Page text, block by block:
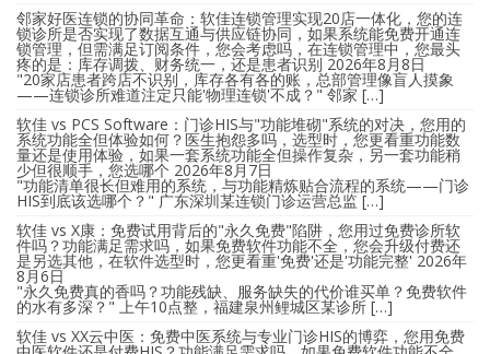
邻家好医连锁的协同革命：软佳连锁管理实现20店一体化，您的连
锁诊所是否实现了数据互通与供应链协同，如果系统能免费开通连
锁管理，但需满足订阅条件，您会考虑吗，在连锁管理中，您最头
疼的是：库存调拨、财务统一，还是患者识别 2026年8月8日
"20家店患者跨店不识别，库存各有各的账，总部管理像盲人摸象
——连锁诊所难道注定只能'物理连锁'不成？" 邻家 […]
软佳 vs PCS Software：门诊HIS与"功能堆砌"系统的对决，您用的
系统功能全但体验如何？医生抱怨多吗，选型时，您更看重功能数
量还是使用体验，如果一套系统功能全但操作复杂，另一套功能稍
少但很顺手，您选哪个 2026年8月7日
"功能清单很长但难用的系统，与功能精炼贴合流程的系统——门诊
HIS到底该选哪个？" 广东深圳某连锁门诊运营总监 […]
软佳 vs X康：免费试用背后的"永久免费"陷阱，您用过免费诊所软
件吗？功能满足需求吗，如果免费软件功能不全，您会升级付费还
是另选其他，在软件选型时，您更看重'免费'还是'功能完整' 2026年
8月6日
"永久免费真的香吗？功能残缺、服务缺失的代价谁买单？免费软件
的水有多深？" 上午10点整，福建泉州鲤城区某诊所 […]
软佳 vs XX云中医：免费中医系统与专业门诊HIS的博弈，您用免费